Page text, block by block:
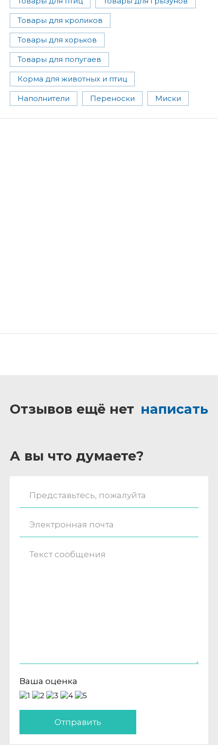
Товары для кроликов
Товары для хорьков
Товары для попугаев
Корма для животных и птиц
Наполнители Переноски Миски
Отзывов ещё нет написать
А вы что думаете?
Ваша оценка
Отправить